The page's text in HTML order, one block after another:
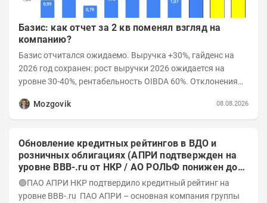
Базис: как отчет за 2 кв поменял взгляд на
компанию?
Базис отчитался ожидаемо. Выручка +30%, гайденс на
2026 год сохранен: рост выручки 2026 ожидается на
уровне 30-40%, рентабельность OIBDA 60%. Отклонения
Mozgovik
08.08.2026
Обновление кредитных рейтингов в ВДО и
розничных облигациях (АПРИ подтвержден на
уровне BBB-.ru от НКР / АО РОЛЬФ понижен до
А-(RU) / Элит Строй присвоен на уровне BBB.ru)
🟢ПАО АПРИ НКР подтвердило кредитный рейтинг на
уровне BBB-.ru ПАО АПРИ – основная компания группы